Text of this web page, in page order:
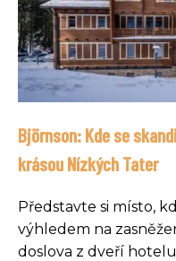
Björnson: Kde se
krásou Nízkých Tater
Představte si místo,
výhledem na
doslova z dveří